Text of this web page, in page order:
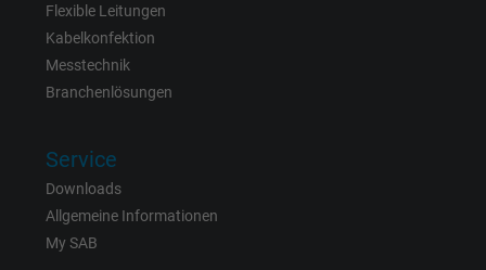
Anbieter
Laufzeit
Zweck
Name
Flexible Leitungen
Kabelkonfektion
Messtechnik
Branchenlösungen
Service
Downloads
Allgemeine Informationen
My SAB